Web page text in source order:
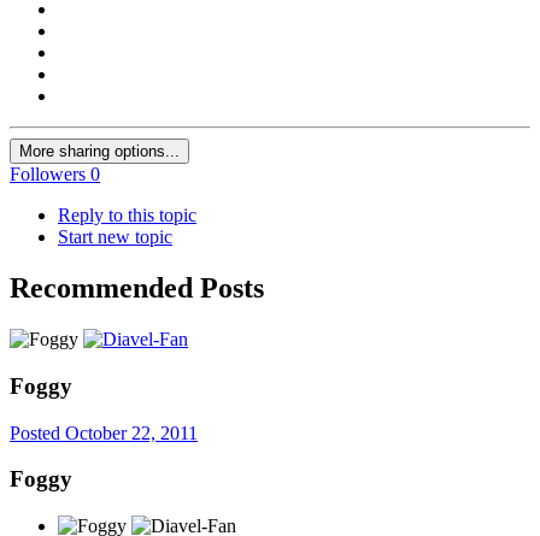
More sharing options...
Followers 0
Reply to this topic
Start new topic
Recommended Posts
Foggy
Posted October 22, 2011
Foggy